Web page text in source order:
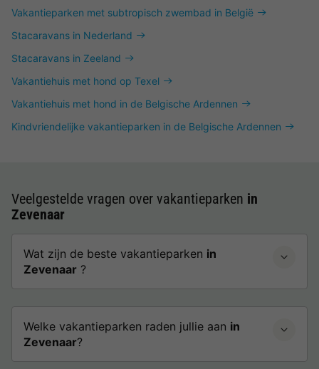
Vakantieparken met subtropisch zwembad in België
Stacaravans in Nederland
Stacaravans in Zeeland
Vakantiehuis met hond op Texel
Vakantiehuis met hond in de Belgische Ardennen
Kindvriendelijke vakantieparken in de Belgische Ardennen
Veelgestelde vragen over vakantieparken in
Zevenaar
Wat zijn de beste vakantieparken in
Zevenaar ?
Welke vakantieparken raden jullie aan in
Zevenaar?